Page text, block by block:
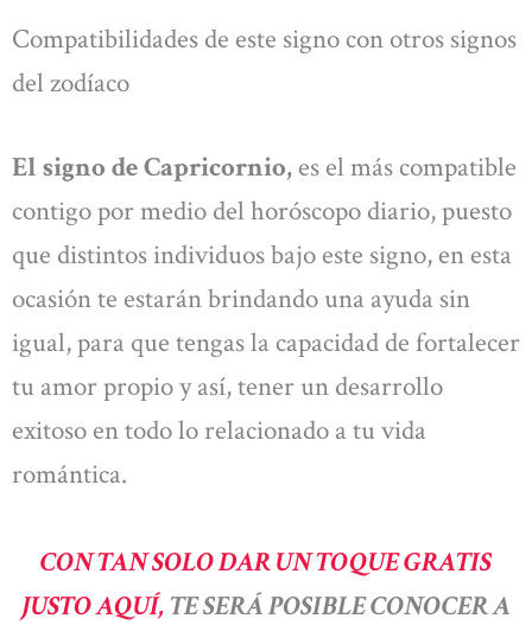
Compatibilidades de este signo con otros signos
del zodíaco
El signo de Capricornio, es el más compatible
contigo por medio del horóscopo diario, puesto
que distintos individuos bajo este signo, en esta
ocasión te estarán brindando una ayuda sin
igual, para que tengas la capacidad de fortalecer
tu amor propio y así, tener un desarrollo
exitoso en todo lo relacionado a tu vida
romántica.
CON TAN SOLO DAR UN TOQUE GRATIS
JUSTO AQUÍ, TE SERÁ POSIBLE CONOCER A